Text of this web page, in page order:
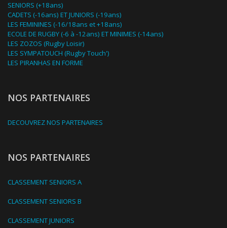
SENIORS (+18ans)
CADETS (-16ans) ET JUNIORS (-19ans)
LES FEMININES (-16/18ans et +18ans)
ECOLE DE RUGBY (-6 à -12ans) ET MINIMES (-14ans)
LES ZOZOS (Rugby Loisir)
LES SYMPATOUCH (Rugby Touch')
LES PIRANHAS EN FORME
NOS PARTENAIRES
DECOUVREZ NOS PARTENAIRES
NOS PARTENAIRES
CLASSEMENT SENIORS A
CLASSEMENT SENIORS B
CLASSEMENT JUNIORS